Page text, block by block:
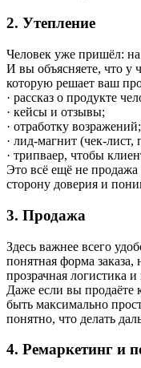
2. Утепление
Человек уже пришёл: на
И вы объясняете, что у
которую решает ваш
· рассказ о продукте
· кейсы и отзывы;
· отработку возражений;
· лид‑магнит
· трипваер, чтобы
Это всё ещё не
сторону доверия и
3. Продажа
Здесь важнее всего
понятная форма заказа,
прозрачная логистика
Даже если вы продаёте
быть максимально
понятно, что делать
4. Ремаркетинг и